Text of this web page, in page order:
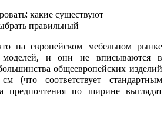
на европейском мебельном рынке
моделей, и они не вписываются в
общеевропейских изделий
(что соответствует стандартным
предпочтения по ширине выглядят